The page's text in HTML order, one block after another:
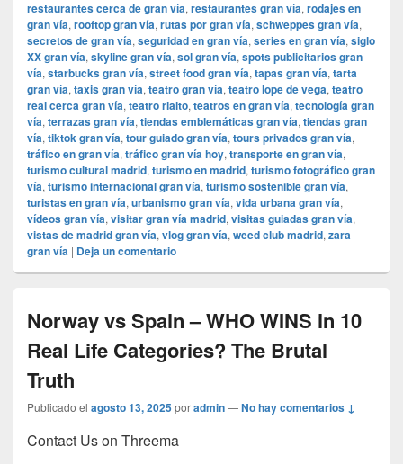
restaurantes cerca de gran vía, restaurantes gran vía, rodajes en
gran vía, rooftop gran vía, rutas por gran vía, schweppes gran vía,
secretos de gran vía, seguridad en gran vía, series en gran vía, siglo
XX gran vía, skyline gran vía, sol gran vía, spots publicitarios gran
vía, starbucks gran vía, street food gran vía, tapas gran vía, tarta
gran vía, taxis gran vía, teatro gran vía, teatro lope de vega, teatro
real cerca gran vía, teatro rialto, teatros en gran vía, tecnología gran
vía, terrazas gran vía, tiendas emblemáticas gran vía, tiendas gran
vía, tiktok gran vía, tour guiado gran vía, tours privados gran vía,
tráfico en gran vía, tráfico gran vía hoy, transporte en gran vía,
turismo cultural madrid, turismo en madrid, turismo fotográfico gran
vía, turismo internacional gran vía, turismo sostenible gran vía,
turistas en gran vía, urbanismo gran vía, vida urbana gran vía,
vídeos gran vía, visitar gran vía madrid, visitas guiadas gran vía,
vistas de madrid gran vía, vlog gran vía, weed club madrid, zara
gran vía | Deja un comentario
Norway vs Spain – WHO WINS in 10
Real Life Categories? The Brutal
Truth
Publicado el agosto 13, 2025poradmin—No hay comentarios ↓
Contact Us on Threema